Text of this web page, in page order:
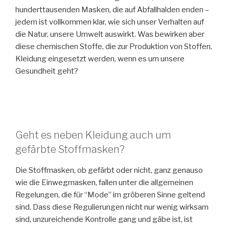
hunderttausenden Masken, die auf Abfallhalden enden –
jedem ist vollkommen klar, wie sich unser Verhalten auf
die Natur, unsere Umwelt auswirkt. Was bewirken aber
diese chemischen Stoffe, die zur Produktion von Stoffen,
Kleidung eingesetzt werden, wenn es um unsere
Gesundheit geht?
Geht es neben Kleidung auch um
gefärbte Stoffmasken?
Die Stoffmasken, ob gefärbt oder nicht, ganz genauso
wie die Einwegmasken, fallen unter die allgemeinen
Regelungen, die für “Mode” im gröberen Sinne geltend
sind. Dass diese Regulierungen nicht nur wenig wirksam
sind, unzureichende Kontrolle gang und gäbe ist, ist